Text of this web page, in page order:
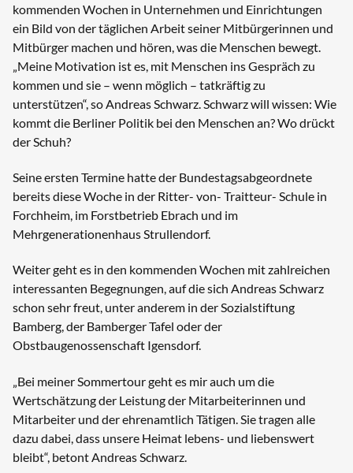
kommenden Wochen in Unternehmen und Einrichtungen
ein Bild von der täglichen Arbeit seiner Mitbürgerinnen und
Mitbürger machen und hören, was die Menschen bewegt.
„Meine Motivation ist es, mit Menschen ins Gespräch zu
kommen und sie – wenn möglich – tatkräftig zu
unterstützen“, so Andreas Schwarz. Schwarz will wissen: Wie
kommt die Berliner Politik bei den Menschen an? Wo drückt
der Schuh?
Seine ersten Termine hatte der Bundestagsabgeordnete
bereits diese Woche in der Ritter- von- Traitteur- Schule in
Forchheim, im Forstbetrieb Ebrach und im
Mehrgenerationenhaus Strullendorf.
Weiter geht es in den kommenden Wochen mit zahlreichen
interessanten Begegnungen, auf die sich Andreas Schwarz
schon sehr freut, unter anderem in der Sozialstiftung
Bamberg, der Bamberger Tafel oder der
Obstbaugenossenschaft Igensdorf.
„Bei meiner Sommertour geht es mir auch um die
Wertschätzung der Leistung der Mitarbeiterinnen und
Mitarbeiter und der ehrenamtlich Tätigen. Sie tragen alle
dazu dabei, dass unsere Heimat lebens- und liebenswert
bleibt“, betont Andreas Schwarz.